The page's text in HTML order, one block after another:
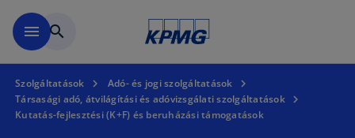
menu search
Szolgáltatások
Adó- és jogi szolgáltatások
Társasági adó, átvilágítási és adóvizsgálati szolgáltatások
Kutatás-fejlesztési (K+F) és beruházási támogatások